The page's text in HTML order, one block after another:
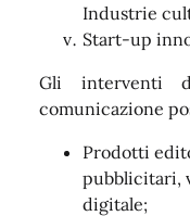
Industrie
Start-up
Gli interventi
comunicazione
Prodotti
pubblicitari,
digitale;